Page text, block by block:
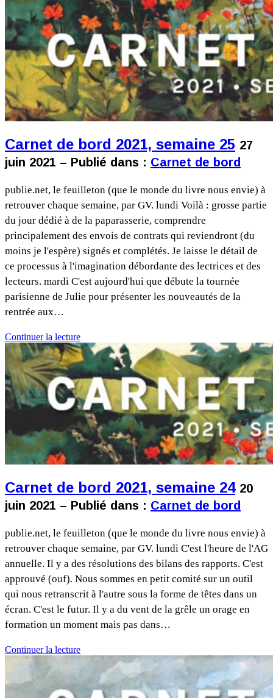
Carnet de bord 2021, semaine 25 27
juin 2021 – Publié dans : Carnet de bord
publie.net, le feuilleton (que le monde du livre nous envie) à
retrouver chaque semaine, par GV. lundi Voilà : grosse partie
du jour dédié à de la paparasserie, comprendre
principalement des envois de contrats qui reviendront (du
moins je l'espère) signés et complétés. Je laisse le détail de
ce processus à l'imagination débordante des lectrices et des
lecteurs. mardi C'est aujourd'hui que débute la tournée
parisienne de Julie pour présenter les nouveautés de la
rentrée aux…
Continuer la lecture
Carnet de bord 2021, semaine 24 20
juin 2021 – Publié dans : Carnet de bord
publie.net, le feuilleton (que le monde du livre nous envie) à
retrouver chaque semaine, par GV. lundi C'est l'heure de l'AG
annuelle. Il y a des résolutions des bilans des rapports. C'est
approuvé (ouf). Nous sommes en petit comité sur un outil
qui nous retranscrit à l'autre sous la forme de têtes dans un
écran. C'est le futur. Il y a du vent de la grêle un orage en
formation un moment mais pas dans…
Continuer la lecture